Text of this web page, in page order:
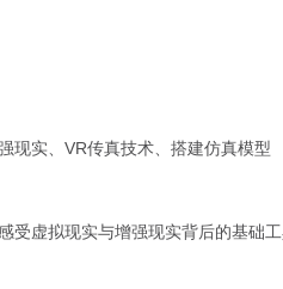
现实、VR传真技术、搭建仿真模型
受虚拟现实与增强现实背后的基础